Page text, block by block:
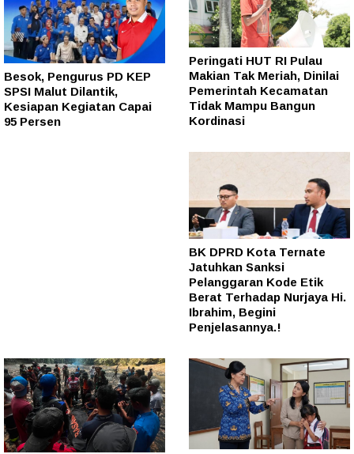
Besok, Pengurus PD KEP
SPSI Malut Dilantik,
Kesiapan Kegiatan Capai
95 Persen
Peringati HUT RI Pulau
Makian Tak Meriah, Dinilai
Pemerintah Kecamatan
Tidak Mampu Bangun
Kordinasi
BK DPRD Kota Ternate
Jatuhkan Sanksi
Pelanggaran Kode Etik
Berat Terhadap Nurjaya Hi.
Ibrahim, Begini
Penjelasannya.!